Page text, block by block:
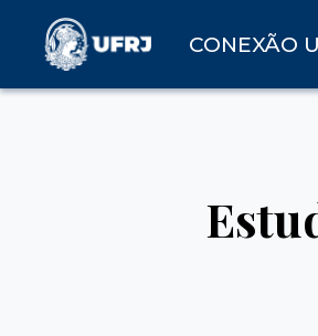
CONEXÃO